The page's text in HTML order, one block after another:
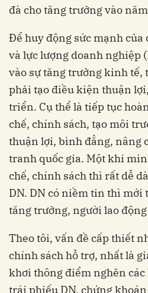
đà cho tăng trưởng vào
Để huy động sức mạnh
và lực lượng doanh nghiệp
vào sự tăng trưởng kinh tế,
phải tạo điều kiện thuận
triển. Cụ thể là tiếp tục
chế, chính sách, tạo môi
thuận lợi, bình đẳng, nâng
tranh quốc gia. Một khi
chế, chính sách thì rất dễ
DN. DN có niềm tin thì mới
tăng trưởng, người lao
Theo tôi, vấn đề cấp thiết
chính sách hỗ trợ, nhất là
khơi thông điểm nghẽn
trái phiếu DN, chứng